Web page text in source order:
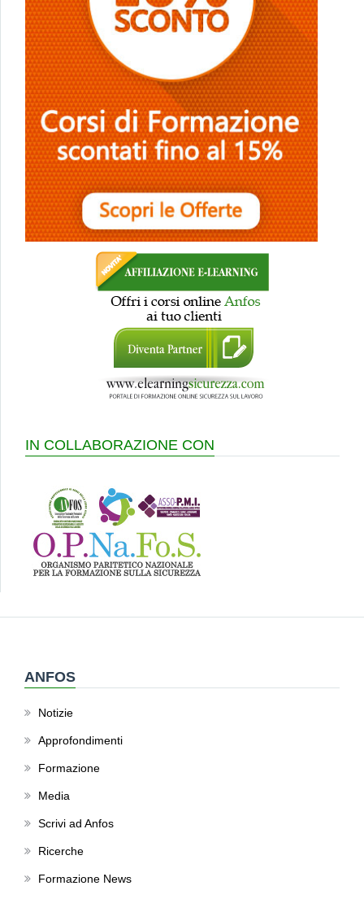
IN COLLABORAZIONE CON
ANFOS
Notizie
Approfondimenti
Formazione
Media
Scrivi ad Anfos
Ricerche
Formazione News